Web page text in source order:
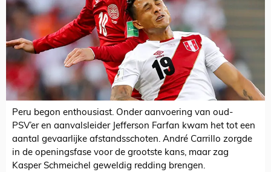
Peru begon enthousiast. Onder aanvoering van oud-
PSV’er en aanvalsleider Jefferson Farfan kwam het tot een
aantal gevaarlijke afstandsschoten. André Carrillo zorgde
in de openingsfase voor de grootste kans, maar zag
Kasper Schmeichel geweldig redding brengen.